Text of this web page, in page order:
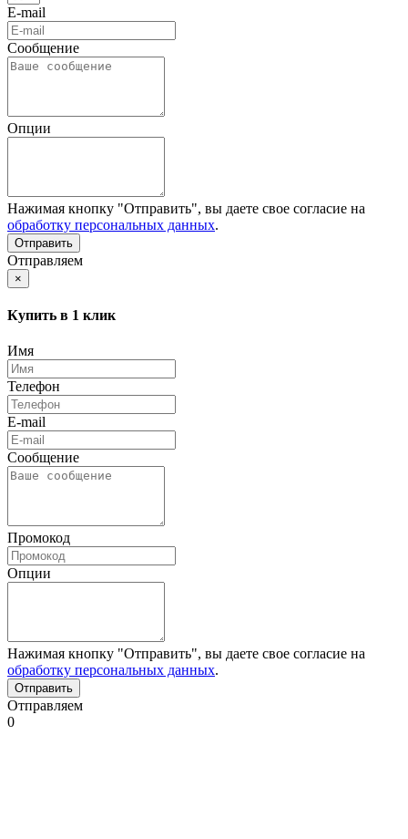
E-mail
Сообщение
Опции
Нажимая кнопку "Отправить", вы даете свое согласие на
обработку персональных данных.
Отправляем
×
Купить в 1 клик
Имя
Телефон
E-mail
Сообщение
Промокод
Опции
Нажимая кнопку "Отправить", вы даете свое согласие на
обработку персональных данных.
Отправляем
0